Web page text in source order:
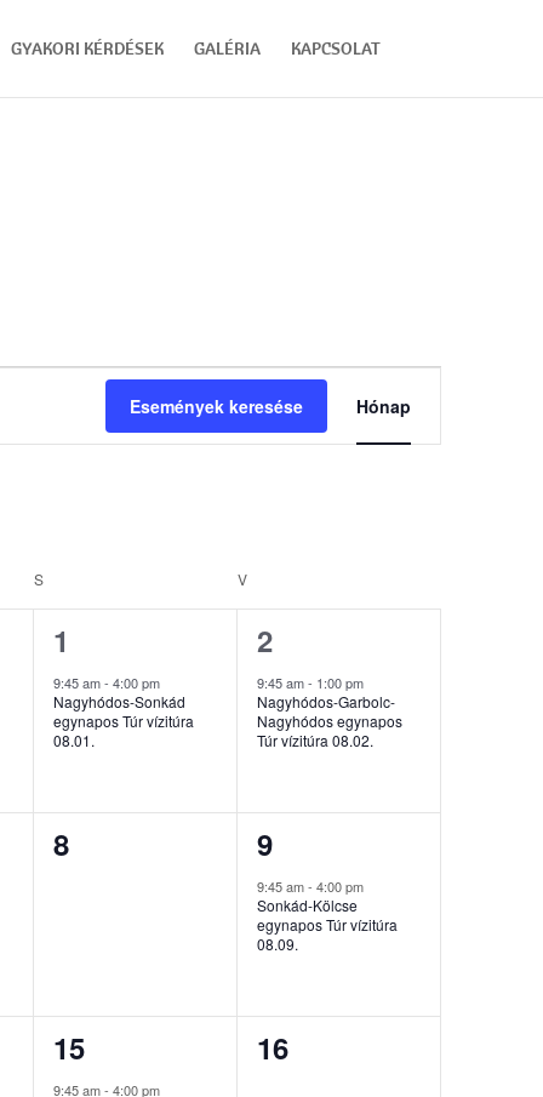
GYAKORI KÉRDÉSEK GALÉRIA KAPCSOLAT
Események keresése
Esemény
nézet
navigáció
Hónap
S V
1
esemény,
1
9:45 am-4:00 pm
Nagyhódos-Sonkád
egynapos Túr vízitúra
08.01.
1
esemény,
2
9:45 am- 1:00 pm
Nagyhódos-Garbolc-
Nagyhódos egynapos
Túr vízitúra 08.02.
0
8
1
esemény,
9
9:45 am-4:00 pm
Sonkád-Kölcse
egynapos Túr vízitúra
08.09.
1
esemény,
15
9:45 am-4:00 pm
0
16